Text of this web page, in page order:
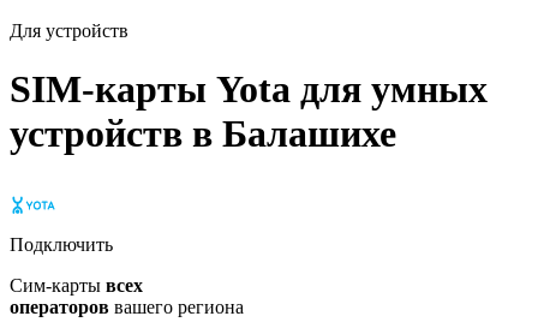
Для устройств
SIM-карты Yota для умных
устройств в Балашихе
Подключить
Сим-карты всех
операторов вашего региона